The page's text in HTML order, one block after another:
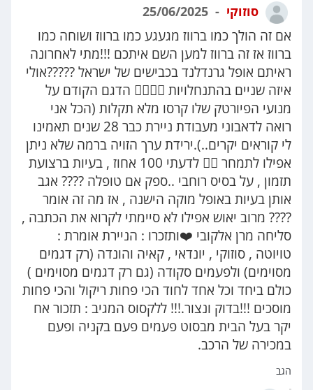
סוזוקי
אם זה הולך כמו ברווז מגעגע כמו ברווז ושוחה כמו
ברווז אז זה ברווז למען השם איתכם !!!מתי לאחרונה
ראיתם אופל גרנדלנד בכבישים של ישראל ?????אולי
איזה שניים בהתנחלויות 🤦‍♂️🤦‍♂️ הדגם הקודם על
מנועי הפיורטק שלו קרסו מלא תקלות (הכל אני
רואה לדאבוני מעבודת ניירת כבר 28 שנים תאמינו
לי קוראים יקרים..).ירידת ערך הזויה ברמה שלא ניתן
אפילו לתמחר 🤷‍♂️ לדעתי 100 אחוז , בעיות ברצועת
תזמון , על בסיס רוחבי ..ספק אם טופלה ???? אגב
אותן בעיות באופל מוקה הישנה , אז מה זה אומר
???? מרוב יאוש אפילו לא סיימתי לקרוא את הכתבה ,
סליחה מרן אלקובי ❤️ותזכרו : הניירת אומרת :
טויוטה , סוזוקי , יונדאי , קאיה והונדה (רק דגמים
מסוימים) ולפעמים סקודה (גם רק דגמים מסוימים )
כולם ביחד וכל אחד לחוד הכי פחות ריקול והכי פחות
מוסכים !!!בדוק ונצור.!!! ללקסוס המגיב : תזכור אח
יקר בעל הבית מבסוט פעמים פעם בקניה ופעם
במכירה של הרכב.
הגב